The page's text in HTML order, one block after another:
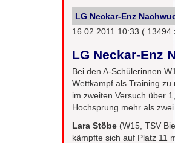
LG Neckar-Enz
16.02.2011 10:33 ( 13494
LG Neckar-Enz
Bei den A-Schülerinnen
Wettkampf als Training
im zweiten Versuch über
Hochsprung mehr als
Lara Stöbe (W15, TSV
kämpfte sich auf Platz 11